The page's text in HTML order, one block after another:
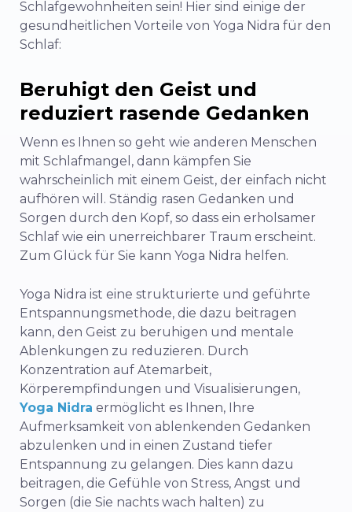
Schlafgewohnheiten sein! Hier sind einige der
gesundheitlichen Vorteile von Yoga Nidra für den
Schlaf:
Beruhigt den Geist und
reduziert rasende Gedanken
Wenn es Ihnen so geht wie anderen Menschen
mit Schlafmangel, dann kämpfen Sie
wahrscheinlich mit einem Geist, der einfach nicht
aufhören will. Ständig rasen Gedanken und
Sorgen durch den Kopf, so dass ein erholsamer
Schlaf wie ein unerreichbarer Traum erscheint.
Zum Glück für Sie kann Yoga Nidra helfen.
Yoga Nidra ist eine strukturierte und geführte
Entspannungsmethode, die dazu beitragen
kann, den Geist zu beruhigen und mentale
Ablenkungen zu reduzieren. Durch
Konzentration auf Atemarbeit,
Körperempfindungen und Visualisierungen,
Yoga Nidra ermöglicht es Ihnen, Ihre
Aufmerksamkeit von ablenkenden Gedanken
abzulenken und in einen Zustand tiefer
Entspannung zu gelangen. Dies kann dazu
beitragen, die Gefühle von Stress, Angst und
Sorgen (die Sie nachts wach halten) zu